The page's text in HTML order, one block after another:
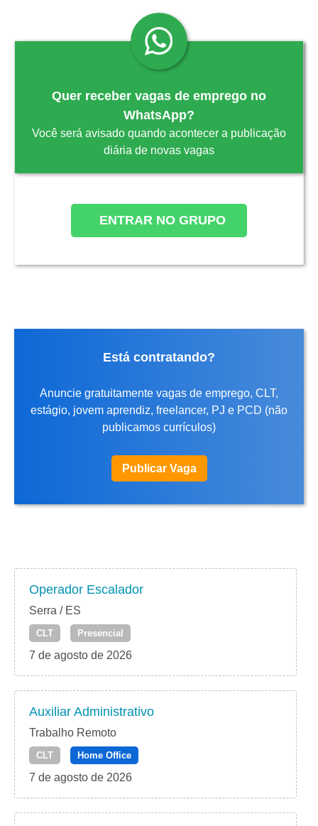
Quer receber vagas de emprego no
WhatsApp?
Você será avisado quando acontecer a publicação
diária de novas vagas
ENTRAR NO GRUPO
Está contratando?
Anuncie gratuitamente vagas de emprego, CLT,
estágio, jovem aprendiz, freelancer, PJ e PCD (não
publicamos currículos)
Publicar Vaga
Operador Escalador
Serra / ES
CLT Presencial
7 de agosto de 2026
Auxiliar Administrativo
Trabalho Remoto
CLT Home Office
7 de agosto de 2026